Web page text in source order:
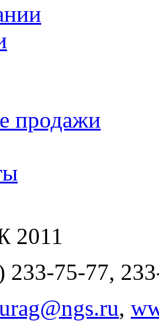
продажи
233-75-77,
,